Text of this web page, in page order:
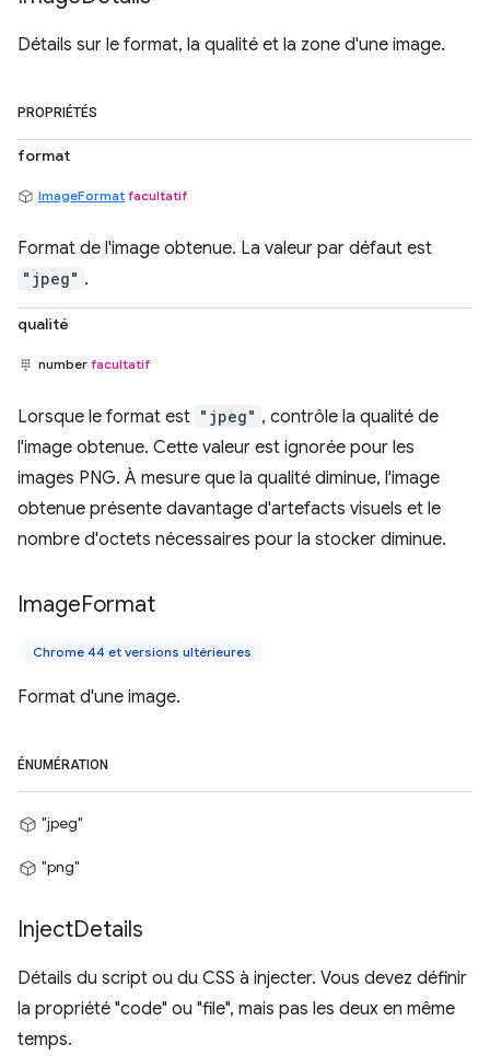
Détails sur le format, la qualité et la zone d'une image.
PROPRIÉTÉS
format
ImageFormat facultatif
Format de l'image obtenue. La valeur par défaut est
"jpeg" .
qualité
number facultatif
Lorsque le format est "jpeg" , contrôle la qualité de
l'image obtenue. Cette valeur est ignorée pour les
images PNG. À mesure que la qualité diminue, l'image
obtenue présente davantage d'artefacts visuels et le
nombre d'octets nécessaires pour la stocker diminue.
ImageFormat
Chrome 44 et versions ultérieures
Format d'une image.
ÉNUMÉRATION
"jpeg"
"png"
InjectDetails
Détails du script ou du CSS à injecter. Vous devez définir
la propriété "code" ou "file", mais pas les deux en même
temps.